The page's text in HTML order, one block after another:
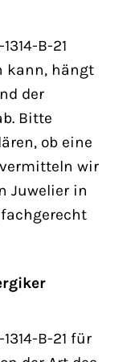
B-21
kann, hängt
der
Bitte
ob eine
wir
Juwelier in
B-21 für